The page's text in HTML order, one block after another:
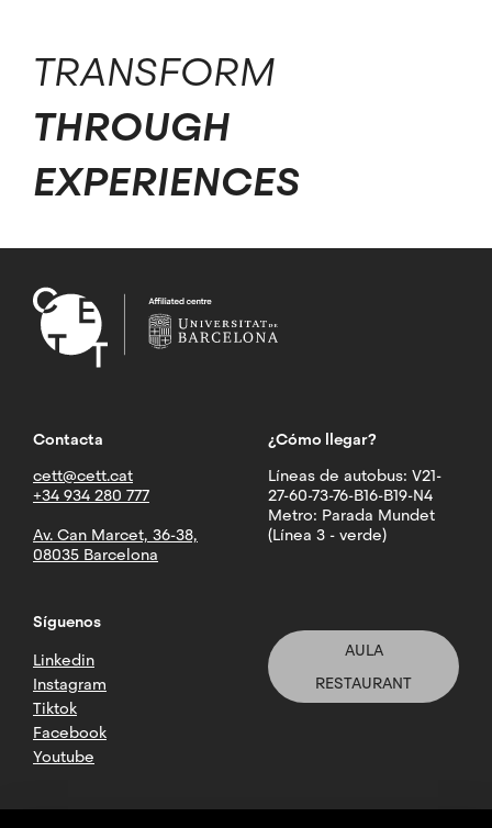
TRANSFORM
THROUGH
EXPERIENCES
Contacta
cett@cett.cat
+34 934 280 777
Av. Can Marcet, 36-38,
08035 Barcelona
¿Cómo llegar?
Líneas de autobus: V21-
27-60-73-76-B16-B19-N4
Metro: Parada Mundet
(Línea 3 - verde)
Síguenos
Linkedin
Instagram
Tiktok
Facebook
Youtube
AULA
RESTAURANT